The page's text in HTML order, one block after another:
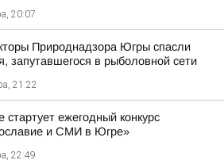
20:07
Природнадзора Югры спасли
запутавшегося в рыболовной сети
21:22
стартует ежегодный конкурс
и СМИ в Югре»
22:49